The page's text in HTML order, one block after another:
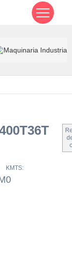
Maquinaria Industrial
KMTS:
0